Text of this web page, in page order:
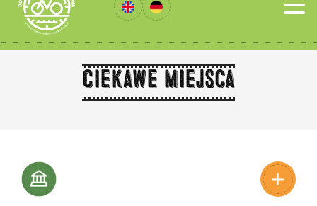
Ciekawe miejsca